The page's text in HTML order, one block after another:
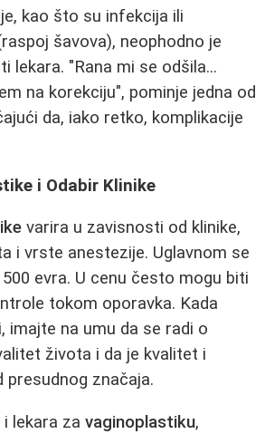
kao što su infekcija ili
šavova), neophodno je
lekara. "Rana mi se odšila...
na korekciju", pominje jedna od
da, iako retko, komplikacije
i Odabir Klinike
varira u zavisnosti od klinike,
i vrste anestezije. Uglavnom se
evra. U cenu često mogu biti
tokom oporavka. Kada
imajte na umu da se radi o
života i da je kvalitet i
značaja.
lekara za vaginoplastiku,